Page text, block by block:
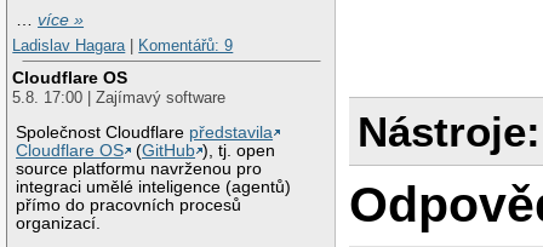
…více »
Ladislav Hagara| Komentářů: 9
Cloudflare OS
5.8. 17:00 | Zajímavý software
Společnost Cloudflare představila
Cloudflare OS
(GitHub ), tj. open
source platformu navrženou pro
integraci umělé inteligence (agentů)
přímo do pracovních procesů
organizací.
Nástroje: